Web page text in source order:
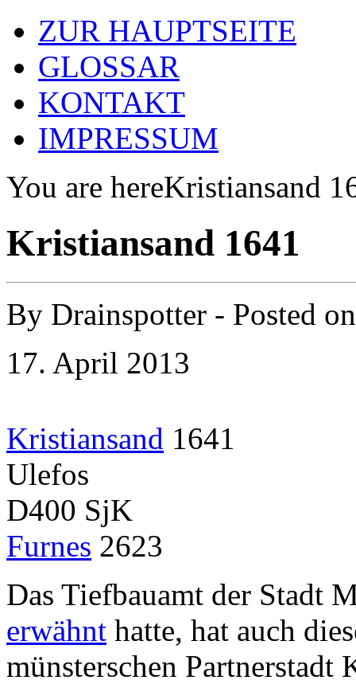
ZUR HAUPTSEITE
GLOSSAR
KONTAKT
IMPRESSUM
You are hereKristiansand
Kristiansand 1641
By Drainspotter - Posted
17. April 2013
Kristiansand 1641
Ulefos
D400 SjK
Furnes 2623
Das Tiefbauamt der Stadt
erwähnt hatte, hat auch
münsterschen